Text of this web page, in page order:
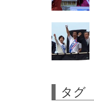
タグ